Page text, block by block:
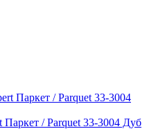
/ Parquet 33-3004 Дуб